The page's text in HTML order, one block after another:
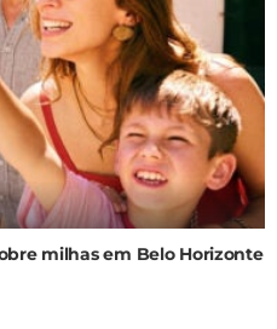
milhas em Belo Horizonte